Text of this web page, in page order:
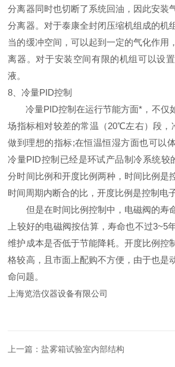
分离器同时也切断了系统回油，因此安装
分离器。对于泰康全封闭压缩机组成的机
当的缓冲空间，可以起到一定的气化作用
离器。对于安装空间有限的机组可以设
液。
8、冷量PID控制
冷量PID控制在运行节能方面*，不仅
场指标相对较差的常温（20℃左右）段，
做到理想的指标;在恒温恒湿方面也可以
冷量PID控制已经是环试产品制冷系统较
分时间比例和开度比例两种，时间比例是
时间周期内断合的比，开度比例是控制电
但是在时间比例控制中，电磁阀的寿
上较好的电磁阀按估算，寿命也不过3~5
维护成本是否低于节能降耗。开度比例控
格较高，且市面上配购不方便，由于也是
命问题。
上海览浩仪器设备有限公司
上一篇：盐雾箱试验室内部结构